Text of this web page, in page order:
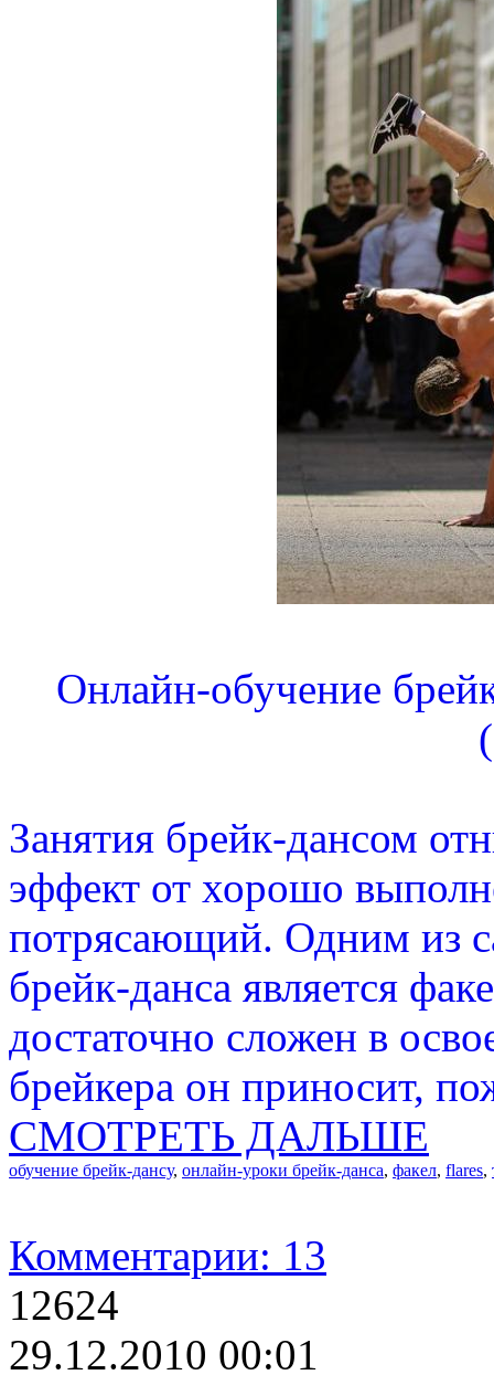
Онлайн-обучение
Занятия брейк-дансом
эффект от хорошо
потрясающий. Одним из
брейк-данса является
достаточно сложен в
брейкера он приносит,
СМОТРЕТЬ ДАЛЬШЕ
обучение брейк-дансу, онлайн-уроки брейк-данса, факел, flares,
Комментарии: 13
12624
29.12.2010 00:01